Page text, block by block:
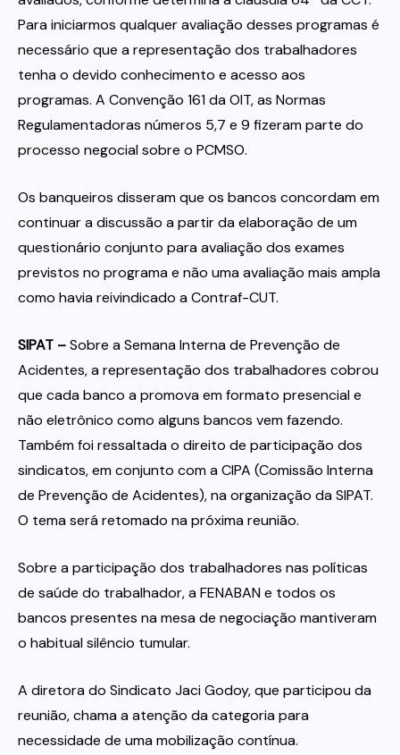
Para iniciarmos qualquer avaliação desses programas é
necessário que a representação dos trabalhadores
tenha o devido conhecimento e acesso aos
programas. A Convenção 161 da OIT, as Normas
Regulamentadoras números 5,7 e 9 fizeram parte do
processo negocial sobre o PCMSO.
Os banqueiros disseram que os bancos concordam em
continuar a discussão a partir da elaboração de um
questionário conjunto para avaliação dos exames
previstos no programa e não uma avaliação mais ampla
como havia reivindicado a Contraf-CUT.
SIPAT –Sobre a Semana Interna de Prevenção de
Acidentes, a representação dos trabalhadores cobrou
que cada banco a promova em formato presencial e
não eletrônico como alguns bancos vem fazendo.
Também foi ressaltada o direito de participação dos
sindicatos, em conjunto com a CIPA (Comissão Interna
de Prevenção de Acidentes), na organização da SIPAT.
O tema será retomado na próxima reunião.
Sobre a participação dos trabalhadores nas políticas
de saúde do trabalhador, a FENABAN e todos os
bancos presentes na mesa de negociação mantiveram
o habitual silêncio tumular.
A diretora do Sindicato Jaci Godoy, que participou da
reunião, chama a atenção da categoria para
necessidade de uma mobilização contínua.